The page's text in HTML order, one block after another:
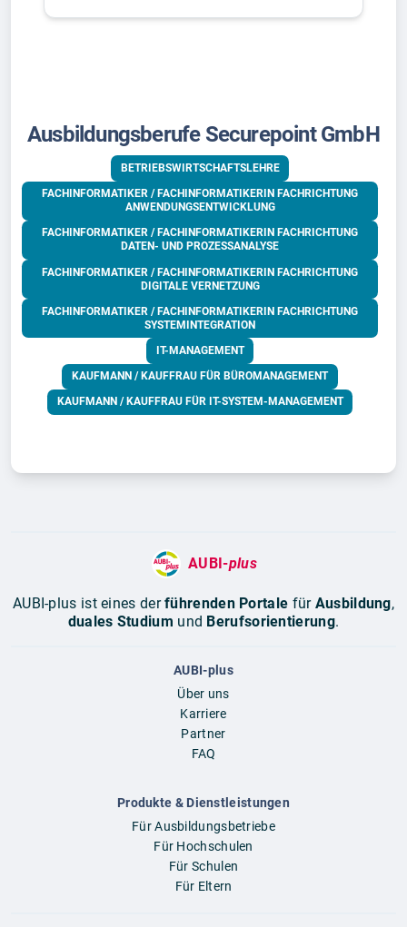
Ausbildungsberufe Securepoint GmbH
BETRIEBSWIRTSCHAFTSLEHRE
FACHINFORMATIKER / FACHINFORMATIKERIN FACHRICHTUNG
ANWENDUNGSENTWICKLUNG
FACHINFORMATIKER / FACHINFORMATIKERIN FACHRICHTUNG
DATEN- UND PROZESSANALYSE
FACHINFORMATIKER / FACHINFORMATIKERIN FACHRICHTUNG
DIGITALE VERNETZUNG
FACHINFORMATIKER / FACHINFORMATIKERIN FACHRICHTUNG
SYSTEMINTEGRATION
IT-MANAGEMENT
KAUFMANN / KAUFFRAU FÜR BÜROMANAGEMENT
KAUFMANN / KAUFFRAU FÜR IT-SYSTEM-MANAGEMENT
AUBI-plus
AUBI-plus ist eines derführenden Portale für Ausbildung,
duales Studium und Berufsorientierung.
AUBI-plus
Über uns
Karriere
Partner
FAQ
Produkte & Dienstleistungen
Für Ausbildungsbetriebe
Für Hochschulen
Für Schulen
Für Eltern